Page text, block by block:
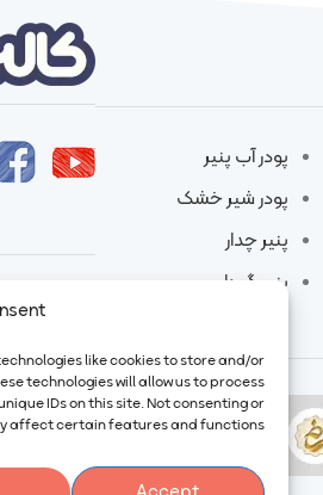
like cookies to store and/or
technologies will allow us to process
IDs on this site. Not consenting or
affect certain features and functions.
پودر آب پنیر
پودر شیر خشک
پنیر چدار
پنیر گودا
ایمیل:
شماره
آدرس:
صفادشت
کد پستی: ۳۱۶۴۱۱۵۴۷۴